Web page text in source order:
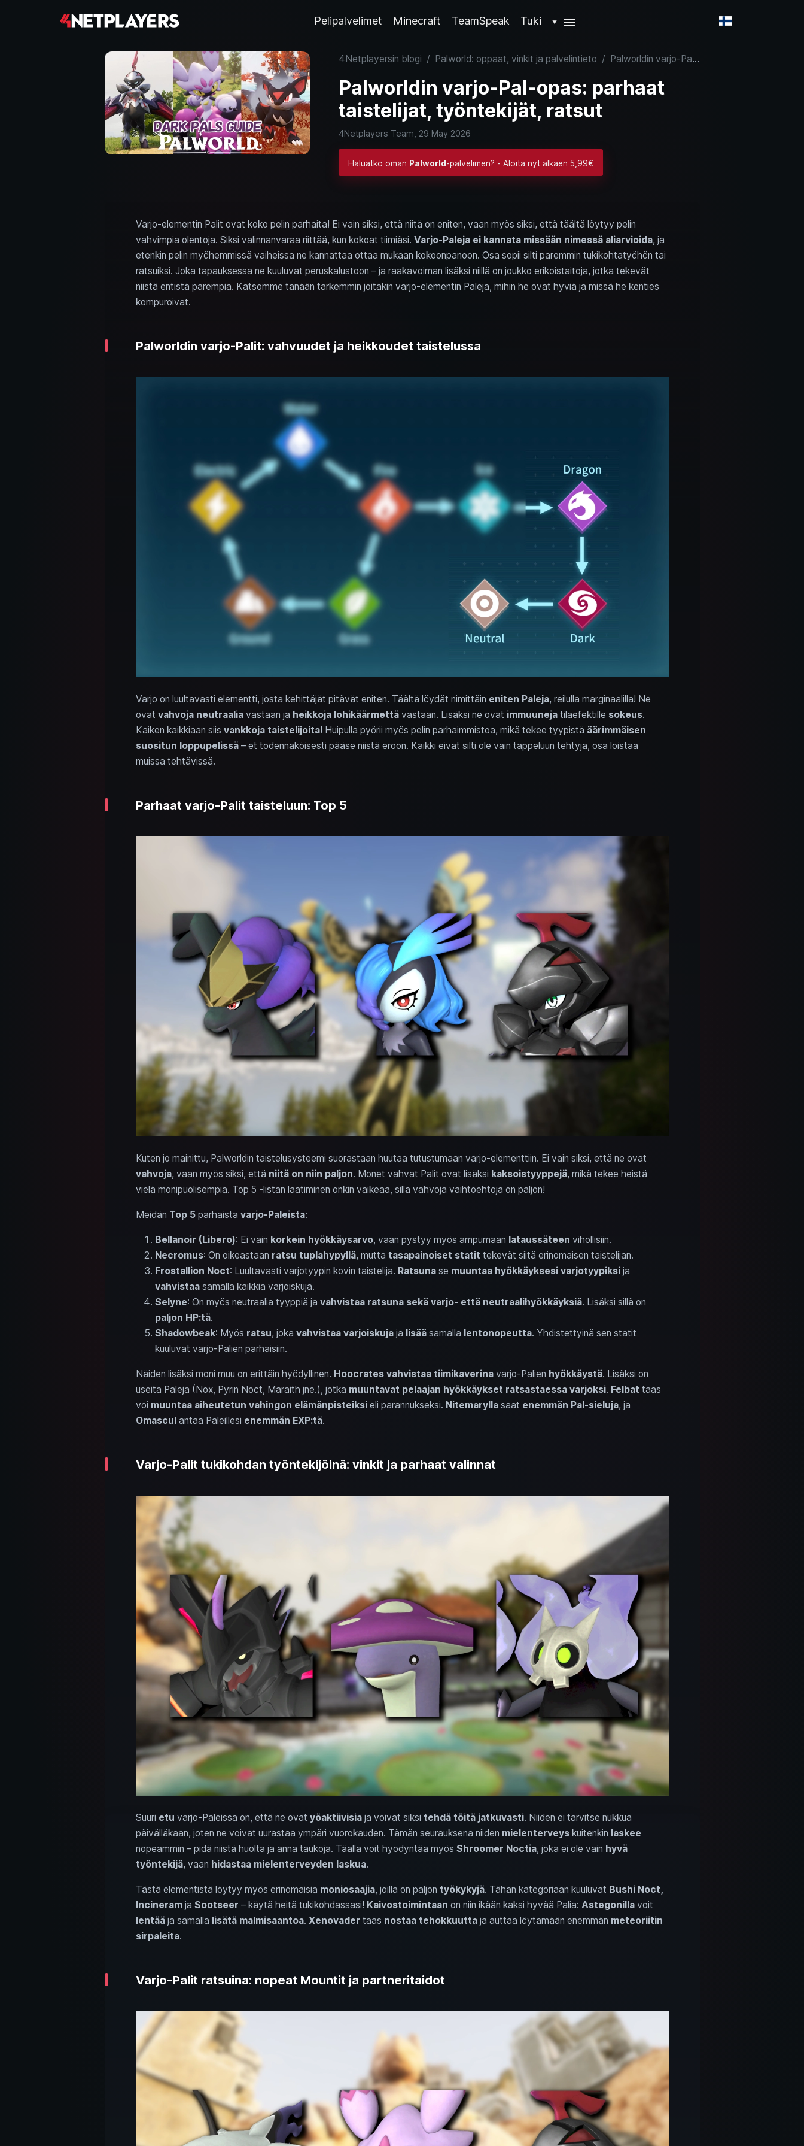
Pelipalvelimet Minecraft TeamSpeak Tuki ▼
4Netplayersin blogi / Palworld: oppaat, vinkit ja palvelintieto / Palworldin varjo-Pal-opas: parhaat taistelijat, työntekijät, ratsut
Palworldin varjo-Pal-opas: parhaat
taistelijat, työntekijät, ratsut
4Netplayers Team, 29 May 2026
Haluatko oman Palworld -palvelimen? - Aloita nyt alkaen 5,99€
Varjo-elementin Palit ovat koko pelin parhaita! Ei vain siksi, että niitä on eniten, vaan myös siksi, että täältä löytyy pelin
vahvimpia olentoja. Siksi valinnanvaraa riittää, kun kokoat tiimiäsi. Varjo-Paleja ei kannata missään nimessä aliarvioida, ja
etenkin pelin myöhemmissä vaiheissa ne kannattaa ottaa mukaan kokoonpanoon. Osa sopii silti paremmin tukikohtatyöhön tai
ratsuiksi. Joka tapauksessa ne kuuluvat peruskalustoon – ja raakavoiman lisäksi niillä on joukko erikoistaitoja, jotka tekevät
niistä entistä parempia. Katsomme tänään tarkemmin joitakin varjo-elementin Paleja, mihin he ovat hyviä ja missä he kenties
kompuroivat.
Palworldin varjo-Palit: vahvuudet ja heikkoudet taistelussa
Varjo on luultavasti elementti, josta kehittäjät pitävät eniten. Täältä löydät nimittäin eniten Paleja, reilulla marginaalilla! Ne
ovat vahvoja neutraaliavastaan ja heikkoja lohikäärmettävastaan. Lisäksi ne ovat immuunejatilaefektille sokeus.
Kaiken kaikkiaan siis vankkoja taistelijoita! Huipulla pyörii myös pelin parhaimmistoa, mikä tekee tyypistä äärimmäisen
suositun loppupelissä– et todennäköisesti pääse niistä eroon. Kaikki eivät silti ole vain tappeluun tehtyjä, osa loistaa
muissa tehtävissä.
Parhaat varjo-Palit taisteluun: Top 5
Kuten jo mainittu, Palworldin taistelusysteemi suorastaan huutaa tutustumaan varjo-elementtiin. Ei vain siksi, että ne ovat
vahvoja, vaan myös siksi, että niitä on niin paljon. Monet vahvat Palit ovat lisäksi kaksoistyyppejä, mikä tekee heistä
vielä monipuolisempia. Top 5 -listan laatiminen onkin vaikeaa, sillä vahvoja vaihtoehtoja on paljon!
Meidän Top 5parhaista varjo-Paleista:
Bellanoir (Libero): Ei vain korkein hyökkäysarvo, vaan pystyy myös ampumaan lataussäteen vihollisiin.
Necromus: On oikeastaan ratsu tuplahypyllä, mutta tasapainoiset statit tekevät siitä erinomaisen taistelijan.
Frostallion Noct: Luultavasti varjotyypin kovin taistelija. Ratsunase muuntaa hyökkäyksesi varjotyypiksija
vahvistaasamalla kaikkia varjoiskuja.
Selyne: On myös neutraalia tyyppiä ja vahvistaa ratsuna sekä varjo- että neutraalihyökkäyksiä. Lisäksi sillä on
paljon HP:tä.
Shadowbeak: Myös ratsu, joka vahvistaa varjoiskujaja lisääsamalla lentonopeutta. Yhdistettyinä sen statit
kuuluvat varjo-Palien parhaisiin.
Näiden lisäksi moni muu on erittäin hyödyllinen. Hoocrates vahvistaa tiimikaverinavarjo-Palien hyökkäystä. Lisäksi on
useita Paleja (Nox, Pyrin Noct, Maraith jne.), jotka muuntavat pelaajan hyökkäykset ratsastaessa varjoksi. Felbat taas
voi muuntaa aiheutetun vahingon elämänpisteiksieli parannukseksi. Nitemaryllasaat enemmän Pal-sieluja, ja
Omasculantaa Paleillesi enemmän EXP:tä.
Varjo-Palit tukikohdan työntekijöinä: vinkit ja parhaat valinnat
Suuri etu varjo-Paleissa on, että ne ovat yöaktiivisiaja voivat siksi tehdä töitä jatkuvasti. Niiden ei tarvitse nukkua
päivälläkaan, joten ne voivat uurastaa ympäri vuorokauden. Tämän seurauksena niiden mielenterveyskuitenkin laskee
nopeammin – pidä niistä huolta ja anna taukoja. Täällä voit hyödyntää myös Shroomer Noctia, joka ei ole vain hyvä
työntekijä, vaan hidastaa mielenterveyden laskua.
Tästä elementistä löytyy myös erinomaisia moniosaajia, joilla on paljon työkykyjä. Tähän kategoriaan kuuluvat Bushi Noct,
Incineramja Sootseer – käytä heitä tukikohdassasi! Kaivostoimintaan on niin ikään kaksi hyvää Palia: Astegonillavoit
lentääja samalla lisätä malmisaantoa. Xenovader taas nostaa tehokkuuttaja auttaa löytämään enemmän meteoriitin
sirpaleita.
Varjo-Palit ratsuina: nopeat Mountit ja partneritaidot